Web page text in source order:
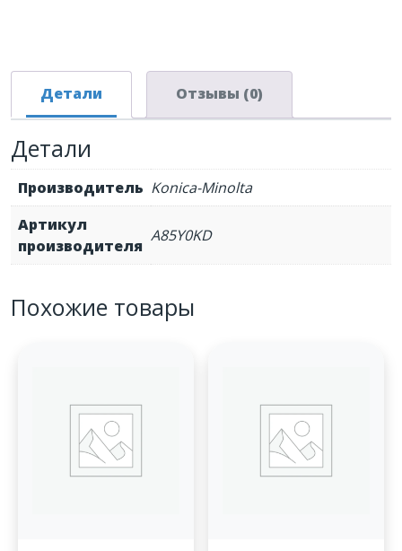
Детали Отзывы (0)
Детали
Производитель Konica-Minolta
Артикул
производителя
A85Y0KD
Похожие товары